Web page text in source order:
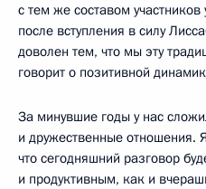
с тем же составом
после вступления в силу
доволен тем, что мы эту
говорит о позитивной
За минувшие годы у нас
и дружественные отношения.
что сегодняшний разговор
и продуктивным, как и